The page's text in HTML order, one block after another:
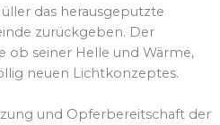
das herausgeputzte
zurückgeben. Der
ob seiner Helle und Wärme,
neuen Lichtkonzeptes.
und Opferbereitschaft der